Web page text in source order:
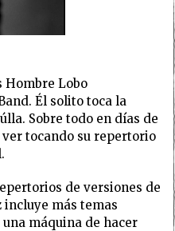
Hombre Lobo
Él solito toca la
Sobre todo en días de
tocando su repertorio
de versiones de
incluye más temas
máquina de hacer